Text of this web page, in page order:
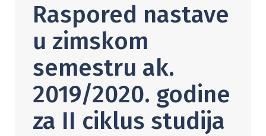
Raspored nastave
u zimskom
semestru ak.
2019/2020. godine
za II ciklus studija